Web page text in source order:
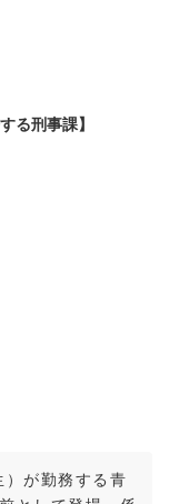
る刑事課】
）が勤務する青